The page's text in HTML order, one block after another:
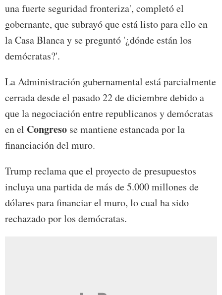
una fuerte seguridad fronteriza', completó el
gobernante, que subrayó que está listo para ello en
la Casa Blanca y se preguntó '¿dónde están los
demócratas?'.
La Administración gubernamental está parcialmente
cerrada desde el pasado 22 de diciembre debido a
que la negociación entre republicanos y demócratas
en el Congreso se mantiene estancada por la
financiación del muro.
Trump reclama que el proyecto de presupuestos
incluya una partida de más de 5.000 millones de
dólares para financiar el muro, lo cual ha sido
rechazado por los demócratas.